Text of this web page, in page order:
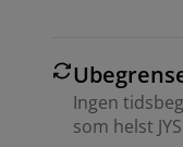
Ingen
som helst